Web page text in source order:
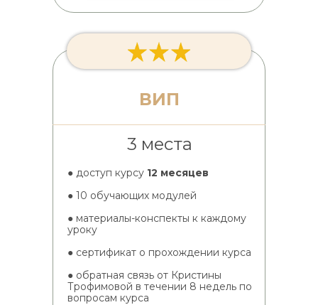
● доступ курсу 12 месяцев
● 10 обучающих модулей
● материалы-конспекты к каждому
уроку
● сертификат о прохождении курса
● обратная связь от Кристины
Трофимовой в течении 8 недель по
вопросам курса
ВИП
3 места